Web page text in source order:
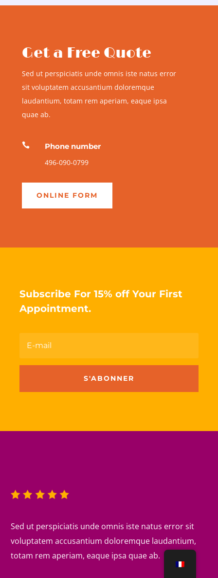
Get a Free Quote
Sed ut perspiciatis unde omnis iste natus error
sit voluptatem accusantium doloremque
laudantium, totam rem aperiam, eaque ipsa
quae ab.

Phone number
496-090-0799
ONLINE FORM
Subscribe For 15% off Your First
Appointment.
S'ABONNER
Sed ut perspiciatis unde omnis iste natus error sit
voluptatem accusantium doloremque laudantium,
totam rem aperiam, eaque ipsa quae ab.